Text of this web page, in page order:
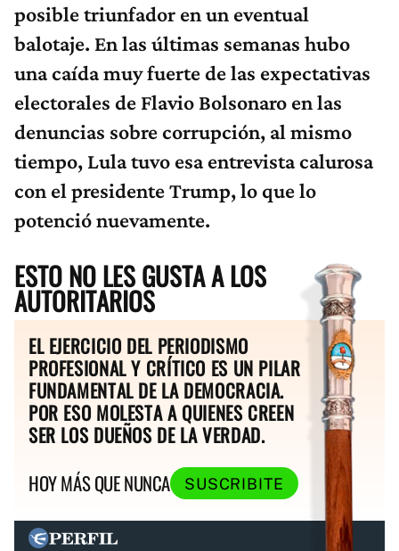
posible triunfador en un eventual
balotaje. En las últimas semanas hubo
una caída muy fuerte de las expectativas
electorales de Flavio Bolsonaro en las
denuncias sobre corrupción, al mismo
tiempo, Lula tuvo esa entrevista calurosa
con el presidente Trump, lo que lo
potenció nuevamente.
ESTO NO LES GUSTA A LOS
AUTORITARIOS
EL EJERCICIO DEL PERIODISMO
PROFESIONAL Y CRÍTICO ES UN PILAR
FUNDAMENTAL DE LA DEMOCRACIA.
POR ESO MOLESTA A QUIENES CREEN
SER LOS DUEÑOS DE LA VERDAD.
HOY MÁS QUE NUNCA
SUSCRIBITE